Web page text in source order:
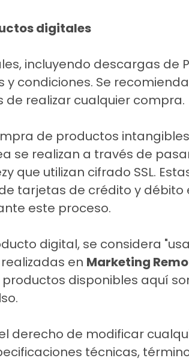
digitales
incluyendo descargas de
condiciones. Se
realizar cualquier compra.
de productos
se realizan a través de
que utilizan cifrado SSL.
tarjetas de crédito y débito
este proceso.
digital, se considera
en Marketing
disponibles aquí
derecho de modificar
técnicas,